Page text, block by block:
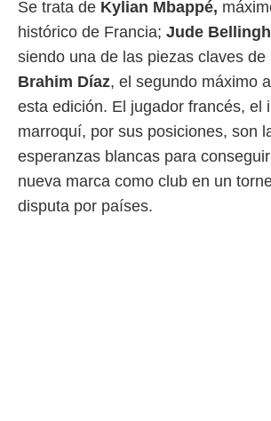
Se trata de Kylian Mbappé,
histórico de Francia; Jude
siendo una de las piezas claves de
Brahim Díaz, el segundo máximo
esta edición. El jugador francés, el
marroquí, por sus posiciones, son
esperanzas blancas para
nueva marca como club en un
disputa por países.